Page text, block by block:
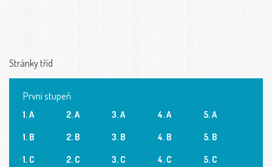
Stránky tříd
První stupeň
1. A
1. B
1. C
2. A
2. B
2. C
3. A
3. B
3. C
4. A
4. B
4. C
5. A
5. B
5. C